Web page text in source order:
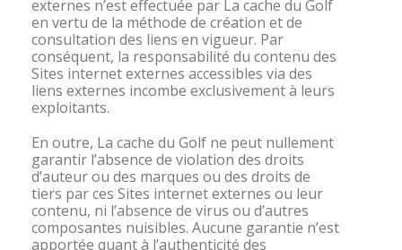
externes n’est effectuée par La cache du Golf
en vertu de la méthode de création et de
consultation des liens en vigueur. Par
conséquent, la responsabilité du contenu des
Sites internet externes accessibles via des
liens externes incombe exclusivement à leurs
exploitants.
En outre, La cache du Golf ne peut nullement
garantir l’absence de violation des droits
d’auteur ou des marques ou des droits de
tiers par ces Sites internet externes ou leur
contenu, ni l’absence de virus ou d’autres
composantes nuisibles. Aucune garantie n’est
apportée quant à l’authenticité des